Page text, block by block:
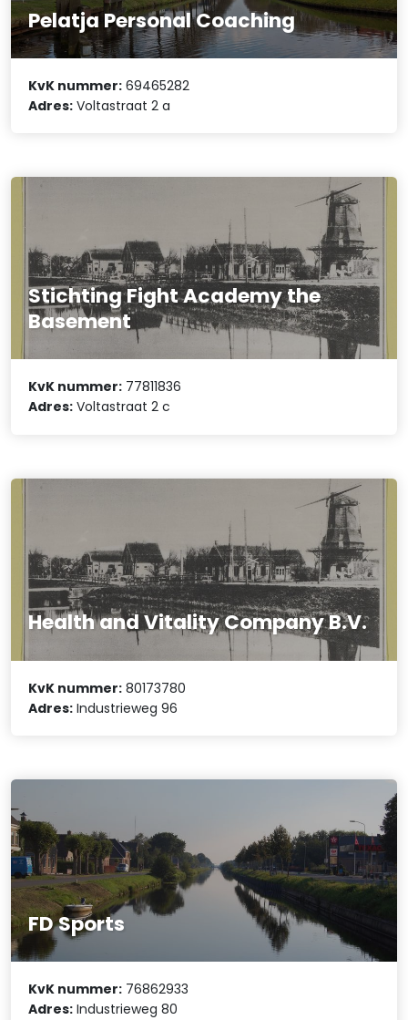
Pelatja Personal Coaching
KvK nummer: 69465282
Adres: Voltastraat 2 a
Stichting Fight Academy the
Basement
KvK nummer: 77811836
Adres: Voltastraat 2 c
Health and Vitality Company B.V.
KvK nummer: 80173780
Adres: Industrieweg 96
FD Sports
KvK nummer: 76862933
Adres: Industrieweg 80